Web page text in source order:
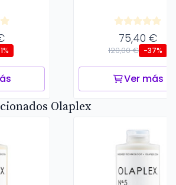
75,40 €
120,00 € -37%
Ver más
Olaplex